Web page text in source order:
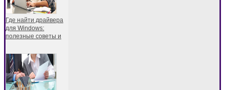
Где найти драйвера
для Windows:
полезные советы и